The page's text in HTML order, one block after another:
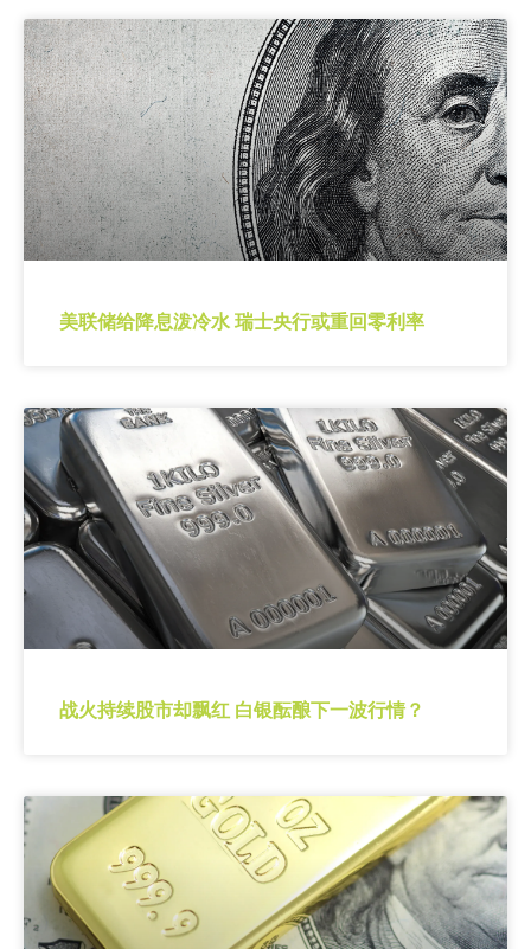
美联储给降息泼冷水 瑞士央行或重回零利率
战火持续股市却飘红 白银酝酿下一波行情？